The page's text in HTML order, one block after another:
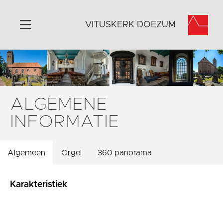
Home
Algemeen
Historie
Omgeving
Activiteiten
Vaktaal
VITUSKERK DOEZUM
ALGEMENE
INFORMATIE
Algemeen Orgel 360 panorama
Karakteristiek